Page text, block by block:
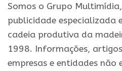
Somos o Grupo
publicidade especializada
cadeia produtiva da
1998. Informações,
empresas e entidades não